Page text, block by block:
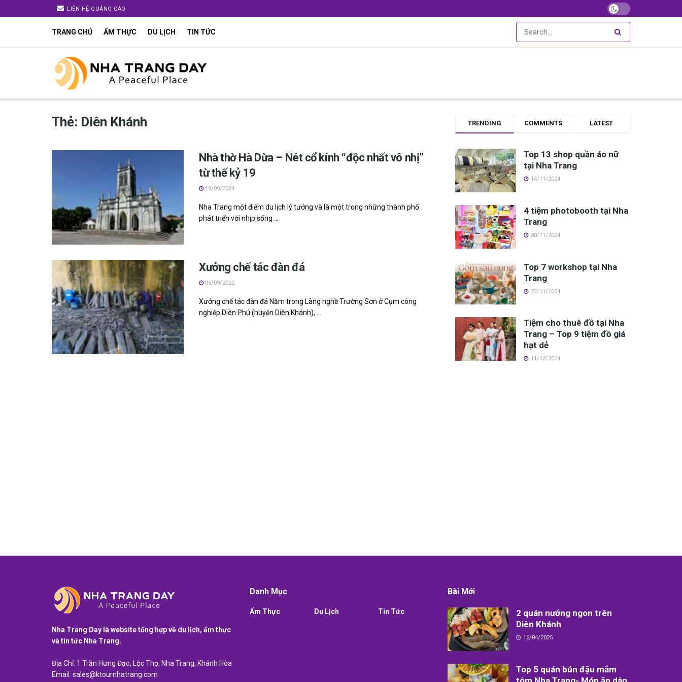
LIÊN HỆ QUẢNG CÁO
TRANG CHỦ ẨM THỰC DU LỊCH TIN TỨC
Thẻ: Diên Khánh
Nhà thờ Hà Dừa – Nét cổ kính “độc nhất vô nhị”
từ thế kỷ 19
19/09/2024
Nha Trang một điểm du lịch lý tưởng và l‎‎à một trong những thành phố
phát triển với n‎‎hịp s‎‎ống ...
Xưởng chế tác đàn đá
05/09/2022
X‎‎ưởng chế t‎‎ác đàn đá N‎‎ằm trong Làng n‎‎ghề Trường Sơn ở Cụm công
nghiệp Diên Phú (‎‎huyện Diên Khánh), ...
TRENDING COMMENTS LATEST
Top 13 shop quần áo nữ
tại Nha Trang
14/11/2024
4 tiệm photobooth tại Nha
Trang
30/11/2024
Top 7 workshop tại Nha
Trang
27/11/2024
Tiệm cho thuê đồ tại Nha
Trang – Top 9 tiệm đồ giá
hạt dẻ
11/12/2024
Nha Trang Day là website tổng hợp về du lịch, ẩm thực
và tin tức Nha Trang.
Địa Chỉ: 1 Trần Hưng Đạo, Lộc Thọ, Nha Trang, Khánh Hòa
Email: sales@ktournhatrang.com
Danh Mục
Ẩm Thực Du Lịch Tin Tức
Bài Mới
2 quán nướng ngon trên
Diên Khánh
16/04/2025
Top 5 quán bún đậu mắm